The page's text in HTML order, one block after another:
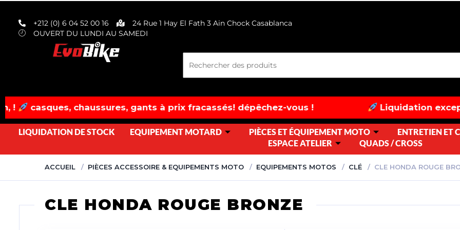
+212 (0) 6 04 52 00 16
24 Rue 1 Hay El Fath 3 Ain Chock Casablanca
OUVERT DU LUNDI AU SAMEDI
chaussures, gants à prix fracassés! dépêchez-vous ! Liquidation exceptionnelle :
LIQUIDATION DE STOCK EQUIPEMENT MOTARD PIÈCES ET ÉQUIPEMENT MOTO ENTRETIEN ET
ESPACE ATELIER
QUADS / CROSS
ACCUEIL PIÈCES ACCESSOIRE & EQUIPEMENTS MOTO EQUIPEMENTS MOTOS CLÉ CLE HONDA ROUGE
CLE HONDA ROUGE BRONZE